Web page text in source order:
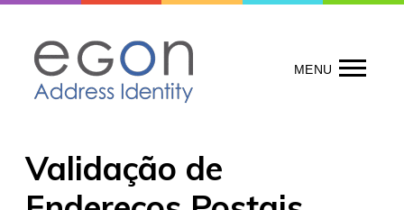
content
MENU
Validação de